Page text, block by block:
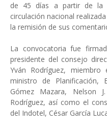
de 45 días a partir de la
circulación nacional
la remisión de sus
La convocatoria fue
presidente del consejo
Yván Rodríguez,
ministro de Planificación,
Gómez Mazara, Nelson
Rodríguez, así como el
del Indotel, César García